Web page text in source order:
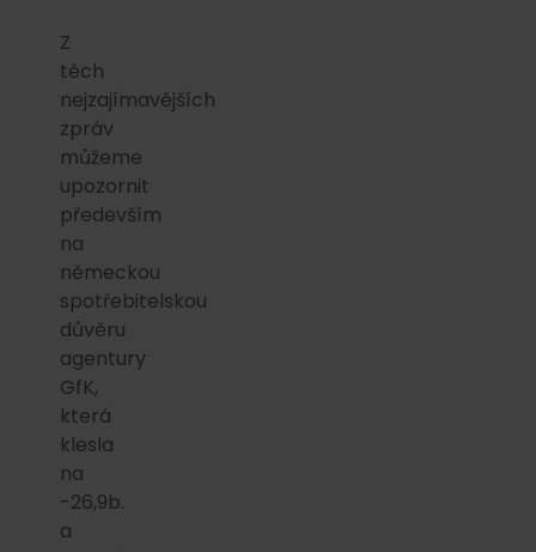
Z
těch
nejzajímavějších
zpráv
můžeme
upozornit
především
na
německou
spotřebitelskou
důvěru
agentury
GfK,
která
klesla
na
-26,9b.
a